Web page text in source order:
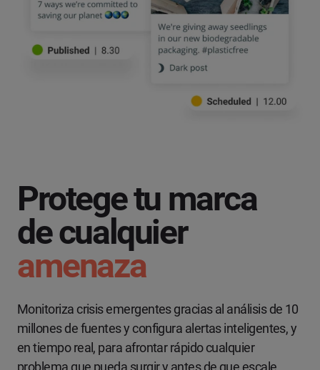
Protege tu marca
de cualquier
amenaza
Monitoriza crisis emergentes gracias al análisis de 10
millones de fuentes y configura alertas inteligentes, y
en tiempo real, para afrontar rápido cualquier
problema que pueda surgir y antes de que escale